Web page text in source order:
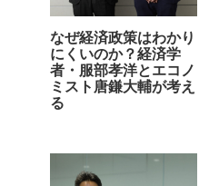
なぜ経済政策はわかり
にくいのか？経済学
者・服部孝洋とエコノ
ミスト唐鎌大輔が考え
る